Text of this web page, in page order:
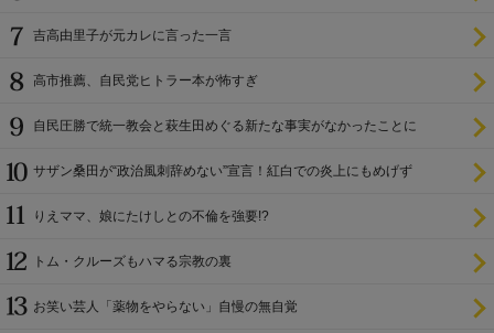
吉高由里子が元カレに言った一言
高市推薦、自民党ヒトラー本が怖すぎ
自民圧勝で統一教会と萩生田めぐる新たな事実がなかったことに
サザン桑田が“政治風刺辞めない”宣言！紅白での炎上にもめげず
りえママ、娘にたけしとの不倫を強要!?
トム・クルーズもハマる宗教の裏
お笑い芸人「薬物をやらない」自慢の無自覚